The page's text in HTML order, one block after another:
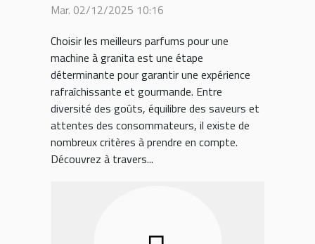
granita ?
Mar. 02/12/2025 10:16
Choisir les meilleurs parfums pour une
machine à granita est une étape
déterminante pour garantir une expérience
rafraîchissante et gourmande. Entre
diversité des goûts, équilibre des saveurs et
attentes des consommateurs, il existe de
nombreux critères à prendre en compte.
Découvrez à travers...